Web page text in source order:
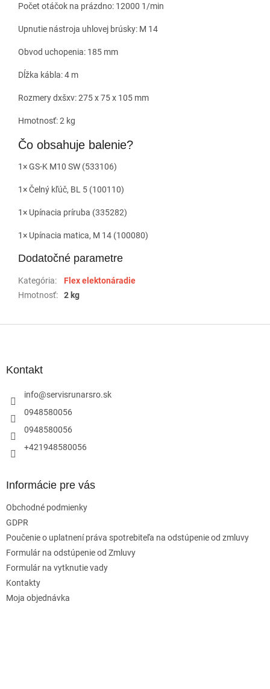
Počet otáčok na prázdno: 12000 1/min
Upnutie nástroja uhlovej brúsky: M 14
Obvod uchopenia: 185 mm
Dĺžka kábla: 4 m
Rozmery dxšxv: 275 x 75 x 105 mm
Hmotnosť: 2 kg
Čo obsahuje balenie?
1× GS-K M10 SW (533106)
1× Čelný kľúč, BL 5 (100110)
1× Upínacia príruba (335282)
1× Upínacia matica, M 14 (100080)
Dodatočné parametre
Kategória:
Flex elektonáradie
Hmotnosť: 2 kg
Kontakt
info@servisrunarsro.sk
0948580056
0948580056
+421948580056
Informácie pre vás
Obchodné podmienky
GDPR
Poučenie o uplatnení práva spotrebiteľa na odstúpenie od zmluvy
Formulár na odstúpenie od Zmluvy
Formulár na vytknutie vady
Kontakty
Moja objednávka